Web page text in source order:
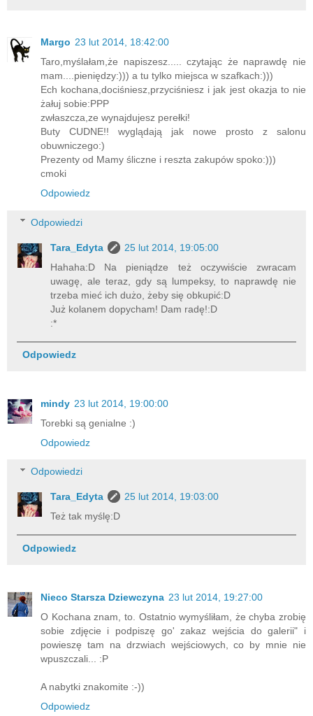
Margo 23 lut 2014, 18:42:00
Taro,myślałam,że napiszesz..... czytając że naprawdę nie
mam....pieniędzy:))) a tu tylko miejsca w szafkach:)))
Ech kochana,dociśniesz,przyciśniesz i jak jest okazja to nie
żałuj sobie:PPP
zwłaszcza,ze wynajdujesz perełki!
Buty CUDNE!! wyglądają jak nowe prosto z salonu
obuwniczego:)
Prezenty od Mamy śliczne i reszta zakupów spoko:)))
cmoki
Odpowiedz
Odpowiedzi
Tara_Edyta
25 lut 2014, 19:05:00
Hahaha:D Na pieniądze też oczywiście zwracam
uwagę, ale teraz, gdy są lumpeksy, to naprawdę nie
trzeba mieć ich dużo, żeby się obkupić:D
Już kolanem dopycham! Dam radę!:D
:*
Odpowiedz
mindy 23 lut 2014, 19:00:00
Torebki są genialne :)
Odpowiedz
Odpowiedzi
Tara_Edyta
25 lut 2014, 19:03:00
Też tak myślę:D
Odpowiedz
Nieco Starsza Dziewczyna 23 lut 2014, 19:27:00
O Kochana znam, to. Ostatnio wymyśliłam, że chyba zrobię
sobie zdjęcie i podpiszę go' zakaz wejścia do galerii" i
powieszę tam na drzwiach wejściowych, co by mnie nie
wpuszczali... :P
A nabytki znakomite :-))
Odpowiedz